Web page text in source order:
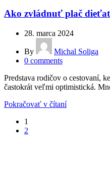
Ako zvládnuť plač
28. marca 2024
By
Michal Soliga
0 comments
Predstava rodičov o cestovaní,
častokrát veľmi optimistická.
Pokračovať v čítaní
1
2